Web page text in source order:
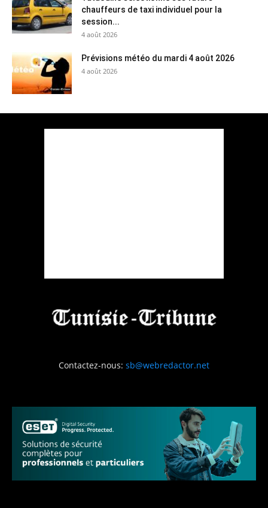
chauffeurs de taxi individuel pour la
session...
4 août 2026
Prévisions météo du mardi 4 août 2026
4 août 2026
Contactez-nous: sb@webredactor.net